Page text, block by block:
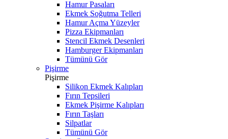
Hamur Pasaları
Ekmek Soğutma Telleri
Hamur Açma Yüzeyler
Pizza Ekipmanları
Stencil Ekmek Desenleri
Hamburger Ekipmanları
Tümünü Gör
Pişirme
Pişirme
Silikon Ekmek Kalıpları
Fırın Tepsileri
Ekmek Pişirme Kalıpları
Fırın Taşları
Silpatlar
Tümünü Gör